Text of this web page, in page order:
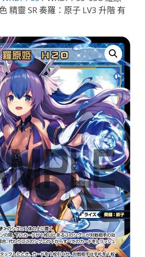
精靈 SR 奏羅：原子 LV3 升階 有